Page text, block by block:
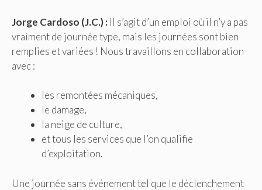
Jorge Cardoso (J.C.) : Il s’agit d’un emploi où il n’y a pas
vraiment de journée type, mais les journées sont bien
remplies et variées ! Nous travaillons en collaboration
avec :
les remontées mécaniques,
le damage,
la neige de culture,
et tous les services que l’on qualifie
d’exploitation.
Une journée sans événement tel que le déclenchement